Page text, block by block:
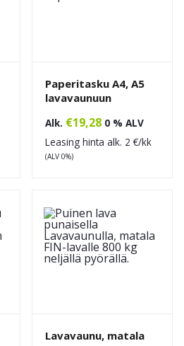
Paperitasku A4, A5
lavavaunuun
Alk. €19,28 0 % ALV
Leasing hinta alk. 2 €/kk
(ALV 0%)
Lavavaunu, matala